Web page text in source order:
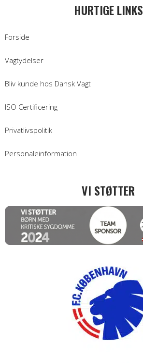
HURTIGE LINKS
Forside
Vagtydelser
Bliv kunde hos Dansk Vagt
ISO Certificering
Privatlivspolitik
Personaleinformation
VI STØTTER